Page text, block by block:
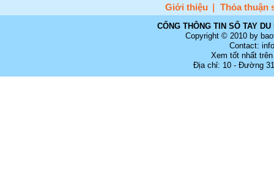
Giới thiệu
Thỏa thuận
CỔNG THÔNG TIN SỔ TAY
Copyright © 2010 by
Contact:
Xem tốt nhất
Địa chỉ: 10 - Đường